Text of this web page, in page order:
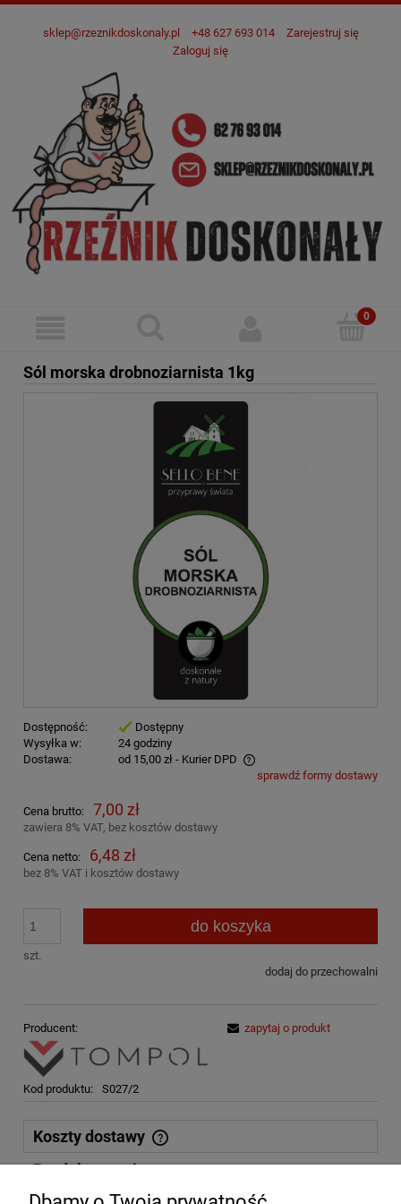
sklep@rzeznikdoskonaly.pl +48 627 693 014
Zarejestruj się
Zaloguj się
Sól morska drobnoziarnista 1kg
Dostępność:
Dostępny
Wysyłka w:
24 godziny
Dostawa:
od 15,00 zł - Kurier DPD
Cena nie zawiera ewentualnych kosztów płatnościsprawdź formy dostawy
Cena brutto: 7,00 zł
zawiera 8% VAT, bez kosztów dostawy
Cena netto: 6,48 zł
bez 8% VAT i kosztów dostawy
szt.
do koszyka
dodaj do przechowalni
Producent:
Kod produktu: S027/2
zapytaj o produkt
Koszty dostawy
Cena nie zawiera ewentualnych kosztów płatności
Produkty powiązane